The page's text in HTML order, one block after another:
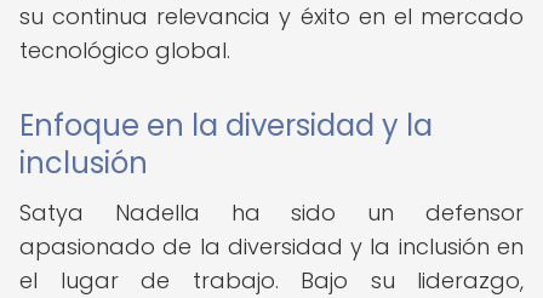
su continua relevancia y éxito en el mercado
tecnológico global.
Enfoque en la diversidad y la
inclusión
Satya Nadella ha sido un defensor
apasionado de la diversidad y la inclusión en
el lugar de trabajo. Bajo su liderazgo,